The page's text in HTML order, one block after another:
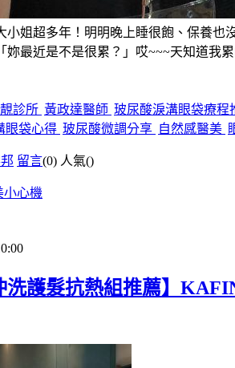
小姐超多年！明明晚上睡很飽、保養
妳最近是不是很累？」哎~~~天知道我
診所 黃政達醫師 玻尿酸淚溝眼袋療程
眼袋心得 玻尿酸微調分享 自然感醫美
留言(0) 人氣()
小心機
洗護髮抗熱組推薦】